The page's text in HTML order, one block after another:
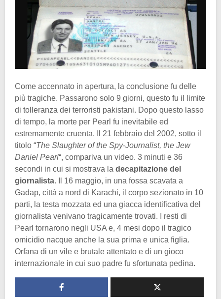
Come accennato in apertura, la conclusione fu delle
più tragiche. Passarono solo 9 giorni, questo fu il limite
di tolleranza dei terroristi pakistani. Dopo questo lasso
di tempo, la morte per Pearl fu inevitabile ed
estremamente cruenta. Il 21 febbraio del 2002, sotto il
titolo “The Slaughter of the Spy-Journalist, the Jew
Daniel Pearl“, compariva un video. 3 minuti e 36
secondi in cui si mostrava la decapitazione del
giornalista. Il 16 maggio, in una fossa scavata a
Gadap, città a nord di Karachi, il corpo sezionato in 10
parti, la testa mozzata ed una giacca identificativa del
giornalista venivano tragicamente trovati. I resti di
Pearl tornarono negli USA e, 4 mesi dopo il tragico
omicidio nacque anche la sua prima e unica figlia.
Orfana di un vile e brutale attentato e di un gioco
internazionale in cui suo padre fu sfortunata pedina.